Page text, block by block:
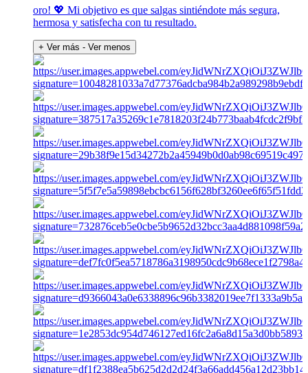
oro! 💖 Mi objetivo es que salgas sintiéndote más segura,
hermosa y satisfecha con tu resultado.
+ Ver más - Ver menos